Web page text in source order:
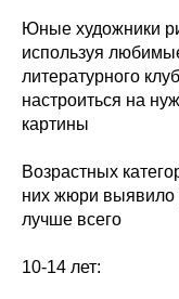
Юные художники
используя
литературного
настроиться на
картины
Возрастных
них жюри выявило
лучше всего
10-14 лет: